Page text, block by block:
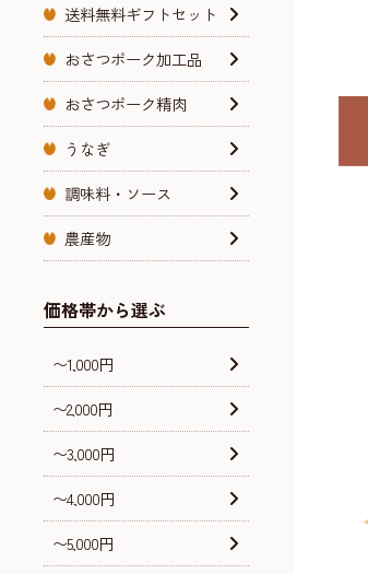
送料無料ギフトセット
おさつポーク加工品
おさつポーク精肉
うなぎ
調味料・ソース
農産物
価格帯から選ぶ
〜1,000円
〜2,000円
〜3,000円
〜4,000円
〜5,000円